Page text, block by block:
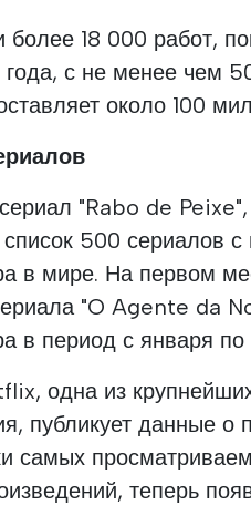
более 18 000 работ,
года, с не менее чем
около 100
"Rabo de
500 сериалов
в мире. На первом
"O Agente da
в период с января
одна из
публикует данные о
самых
теперь